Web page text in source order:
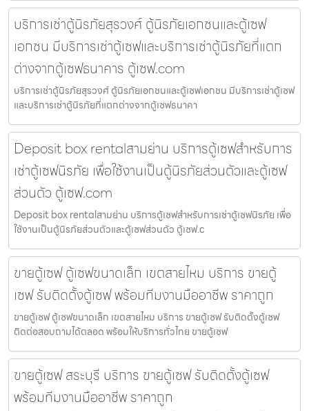
บริการเช่าตู้นิรภัยสุรวงศ์ ตู้นิรภัยเอกชนและตู้เซฟ
เอกชน มีบริการเช่าตู้เซฟและบริการเช่าตู้นิรภัยที่แตก
ต่างจากตู้เซฟธนาคาร ตู้เซฟ.com
บริการเช่าตู้นิรภัยสุรวงศ์ ตู้นิรภัยเอกชนและตู้เซฟเอกชน มีบริการเช่าตู้เซฟ
และบริการเช่าตู้นิรภัยที่แตกต่างจากตู้เซฟธนาคา
Deposit box rentalสามย่าน บริการตู้เซฟสำหรับการ
เช่าตู้เซฟนิรภัย เพื่อใช้งานเป็นตู้นิรภัยส่วนตัวและตู้เซฟ
ส่วนตัว ตู้เซฟ.com
Deposit box rentalสามย่าน บริการตู้เซฟสำหรับการเช่าตู้เซฟนิรภัย เพื่อ
ใช้งานเป็นตู้นิรภัยส่วนตัวและตู้เซฟส่วนตัว ตู้เซฟ.c
ขายตู้เซฟ ตู้เซฟขนาดเล็ก เขตสายไหม บริการ ขายตู้
เซฟ รับติดตั้งตู้เซฟ พร้อมทีมงานมืออาชีพ ราคาถูก
ขายตู้เซฟ ตู้เซฟขนาดเล็ก เขตสายไหม บริการ ขายตู้เซฟ รับติดตั้งตู้เซฟ
ติดต่อสอบถามได้ตลอด พร้อมให้บริการทั่วไทย ขายตู้เซฟ
ขายตู้เซฟ สระบุรี บริการ ขายตู้เซฟ รับติดตั้งตู้เซฟ
พร้อมทีมงานมืออาชีพ ราคาถูก